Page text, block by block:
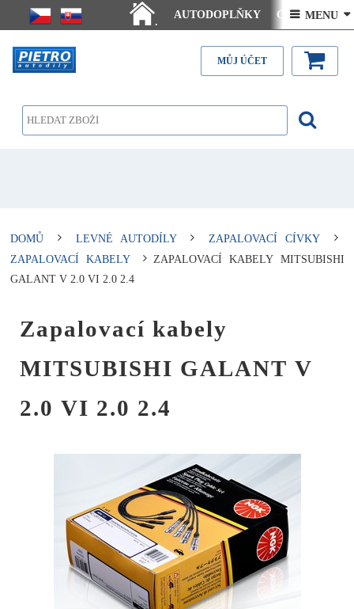
.
AUTODOPLŇKY Ceny doručení
Články - návody Kontakt
 MENU 
MŮJ ÚČET
DOMŮ LEVNÉ AUTODÍLY
ZAPALOVACÍ CÍVKY
ZAPALOVACÍ KABELY
ZAPALOVACÍ KABELY MITSUBISHI
GALANT V 2.0 VI 2.0 2.4
Zapalovací kabely
MITSUBISHI GALANT V
2.0 VI 2.0 2.4